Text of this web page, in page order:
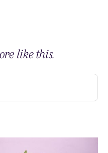
like this.